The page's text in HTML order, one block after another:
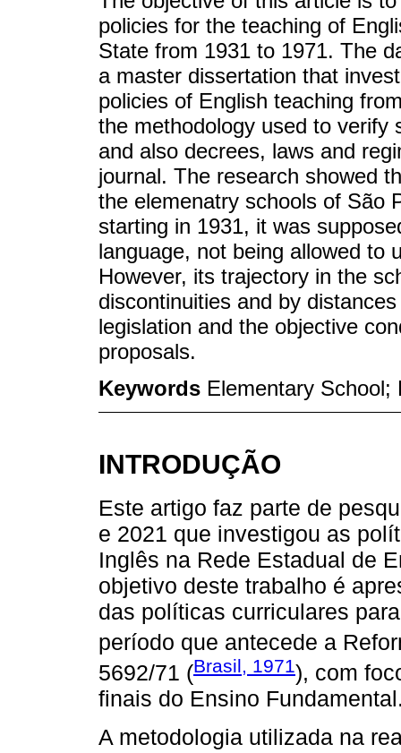
policies for the teaching of
State from 1931 to 1971. The
a master dissertation that
policies of English teaching
the methodology used to verify
and also decrees, laws and
journal. The research showed
the elemenatry schools of São
starting in 1931, it was
language, not being allowed to
However, its trajectory in the
discontinuities and by
legislation and the objective
proposals.
Keywords Elementary School;
INTRODUÇÃO
Este artigo faz parte de
e 2021 que investigou as
Inglês na Rede Estadual de
objetivo deste trabalho é
das políticas curriculares
período que antecede a
5692/71 (Brasil, 1971), com
finais do Ensino
A metodologia utilizada na